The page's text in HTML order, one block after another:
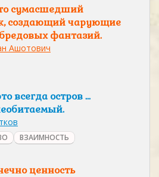
сумасшедший
создающий чарующие
фантазий.
Ашотович
всегда остров ...
ВЗАИМНОСТЬ
ценность